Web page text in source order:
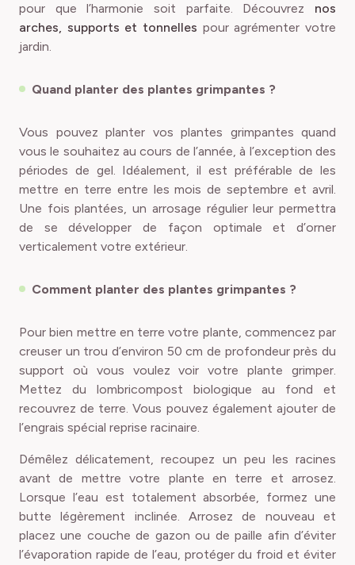
pour que l’harmonie soit parfaite. Découvrez nos
arches, supports et tonnelles pour agrémenter votre
jardin.
Quand planter des plantes grimpantes ?
Vous pouvez planter vos plantes grimpantes quand
vous le souhaitez au cours de l’année, à l’exception des
périodes de gel. Idéalement, il est préférable de les
mettre en terre entre les mois de septembre et avril.
Une fois plantées, un arrosage régulier leur permettra
de se développer de façon optimale et d’orner
verticalement votre extérieur.
Comment planter des plantes grimpantes ?
Pour bien mettre en terre votre plante, commencez par
creuser un trou d’environ 50 cm de profondeur près du
support où vous voulez voir votre plante grimper.
Mettez du lombricompost biologique au fond et
recouvrez de terre. Vous pouvez également ajouter de
l’engrais spécial reprise racinaire.
Démêlez délicatement, recoupez un peu les racines
avant de mettre votre plante en terre et arrosez.
Lorsque l’eau est totalement absorbée, formez une
butte légèrement inclinée. Arrosez de nouveau et
placez une couche de gazon ou de paille afin d’éviter
l’évaporation rapide de l’eau, protéger du froid et éviter